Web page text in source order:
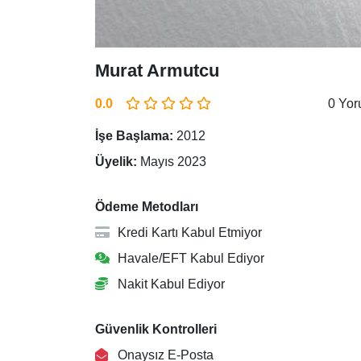
Murat Armutcu
0.0 0
İşe Başlama: 2012
Üyelik: Mayıs 2023
Ödeme Metodları
Kredi Kartı Kabul Etmiyor
Havale/EFT Kabul Ediyor
Nakit Kabul Ediyor
Güvenlik Kontrolleri
Onaysız E-Posta